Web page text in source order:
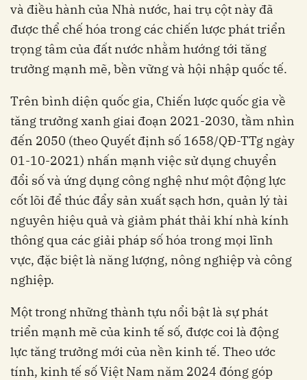
và điều hành của Nhà nước, hai trụ cột này đã
được thể chế hóa trong các chiến lược phát triển
trọng tâm của đất nước nhằm hướng tới tăng
trưởng mạnh mẽ, bền vững và hội nhập quốc tế.
Trên bình diện quốc gia, Chiến lược quốc gia về
tăng trưởng xanh giai đoạn 2021-2030, tầm nhìn
đến 2050 (theo Quyết định số 1658/QĐ-TTg ngày
01-10-2021) nhấn mạnh việc sử dụng chuyển
đổi số và ứng dụng công nghệ như một động lực
cốt lõi để thúc đẩy sản xuất sạch hơn, quản lý tài
nguyên hiệu quả và giảm phát thải khí nhà kính
thông qua các giải pháp số hóa trong mọi lĩnh
vực, đặc biệt là năng lượng, nông nghiệp và công
nghiệp.
Một trong những thành tựu nổi bật là sự phát
triển mạnh mẽ của kinh tế số, được coi là động
lực tăng trưởng mới của nền kinh tế. Theo ước
tính, kinh tế số Việt Nam năm 2024 đóng góp